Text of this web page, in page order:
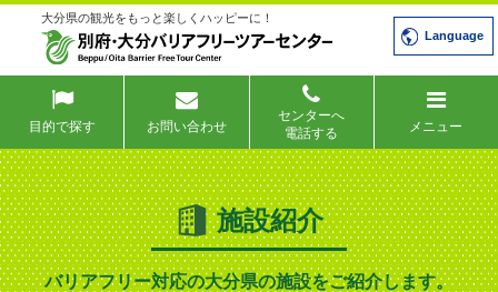
大分県の観光をもっと楽しくハッピーに！
Language
目的で探す お問い合わせ
センターへ
電話する
メニュー
施設紹介
バリアフリー対応の大分県の施設をご紹介します。